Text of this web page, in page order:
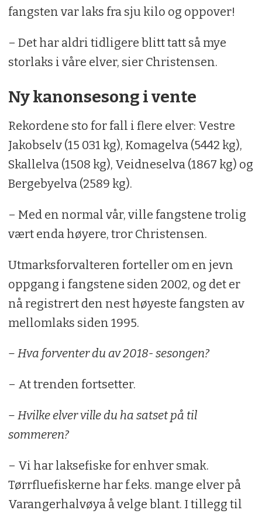
fangsten var laks fra sju kilo og oppover!
– Det har aldri tidligere blitt tatt så mye
storlaks i våre elver, sier Christensen.
Ny kanonsesong i vente
Rekordene sto for fall i flere elver: Vestre
Jakobselv (15 031 kg), Komagelva (5442 kg),
Skallelva (1508 kg), Veidneselva (1867 kg) og
Bergebyelva (2589 kg).
– Med en normal vår, ville fangstene trolig
vært enda høyere, tror Christensen.
Utmarksforvalteren forteller om en jevn
oppgang i fangstene siden 2002, og det er
nå registrert den nest høyeste fangsten av
mellomlaks siden 1995.
– Hva forventer du av 2018- sesongen?
– At trenden fortsetter.
– Hvilke elver ville du ha satset på til
sommeren?
– Vi har laksefiske for enhver smak.
Tørrfluefiskerne har f.eks. mange elver på
Varangerhalvøya å velge blant. I tillegg til